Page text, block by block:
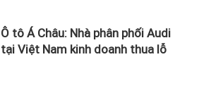
Ô tô Á Châu: Nhà phân phối Audi
tại Việt Nam kinh doanh thua lỗ